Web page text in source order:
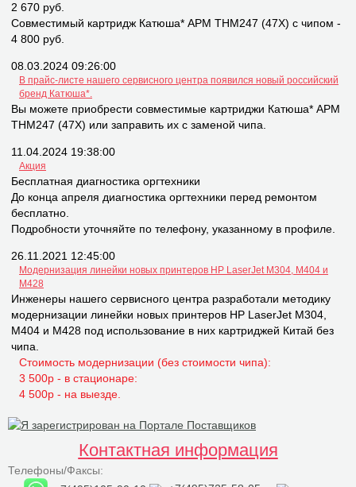
2 670 руб.
Совместимый картридж Катюша* APM THM247 (47X) с чипом -
4 800 руб.
08.03.2024 09:26:00
В прайс-листе нашего сервисного центра появился новый российский
бренд Катюша*.
Вы можете приобрести совместимые картриджи Катюша* APM
THM247 (47X) или заправить их с заменой чипа.
11.04.2024 19:38:00
Акция
Бесплатная диагностика оргтехники
До конца апреля диагностика оргтехники перед ремонтом
бесплатно.
Подробности уточняйте по телефону, указанному в профиле.
26.11.2021 12:45:00
Модернизация линейки новых принтеров НР LaserJet M304, M404 и
M428
Инженеры нашего сервисного центра разработали методику
модернизации линейки новых принтеров НР LaserJet M304,
M404 и M428 под использование в них картриджей Китай без
чипа.
Стоимость модернизации (без стоимости чипа):
3 500р - в стационаре:
4 500р - на выезде.
Контактная информация
Телефоны/Факсы: